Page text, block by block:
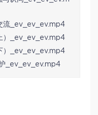
流_ev_ev_ev.mp4
）_ev_ev_ev.mp4
）_ev_ev_ev.mp4
_ev_ev_ev.mp4